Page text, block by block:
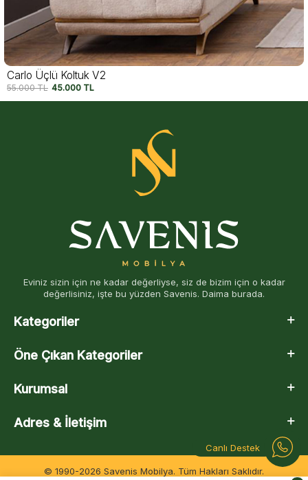
Canlı Destek
Carlo Üçlü Koltuk V1
55.000TL 45.000 TL
Eviniz sizin için ne kadar değerliyse, siz de bizim için o kadar
değerlisiniz, işte bu yüzden Savenis. Daima burada.
Kategoriler
Öne Çıkan Kategoriler
Kurumsal
Adres & İletişim
© 1990-2026 Savenis Mobilya. Tüm Hakları Saklıdır.